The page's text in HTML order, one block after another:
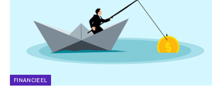
FINANCIEEL